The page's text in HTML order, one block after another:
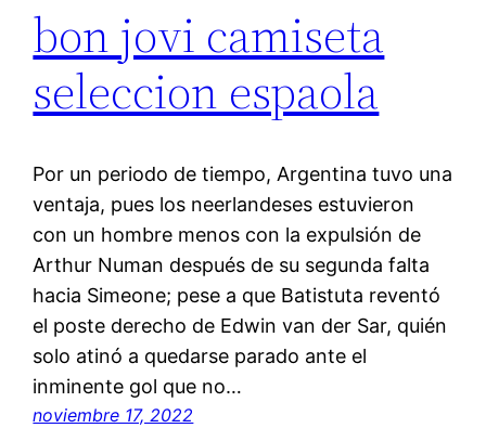
bon jovi camiseta
seleccion espaola
Por un periodo de tiempo, Argentina tuvo una
ventaja, pues los neerlandeses estuvieron
con un hombre menos con la expulsión de
Arthur Numan después de su segunda falta
hacia Simeone; pese a que Batistuta reventó
el poste derecho de Edwin van der Sar, quién
solo atinó a quedarse parado ante el
inminente gol que no…
noviembre 17, 2022